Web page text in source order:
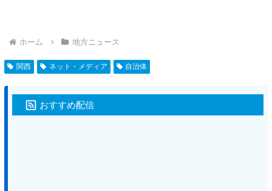
ホーム 地方ニュース
関西 ネット・メディア 自治体
おすすめ配信